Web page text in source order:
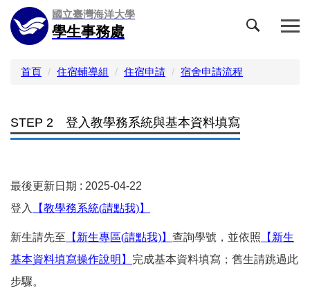
跳
到
主
國立臺灣海洋大學
學生事務處
首頁 住宿輔導組 住宿申請 宿舍申請流程
STEP 2 登入教學務系統與基本資料填寫
最後更新日期 : 2025-04-22
登入
【教學務系統(請點我)】
新生請先至 【新生專區(請點我)】 查詢學號，並依照
【新生
基本資料填寫操作說明】 完成基本資料填寫；舊生請跳過此
步驟。